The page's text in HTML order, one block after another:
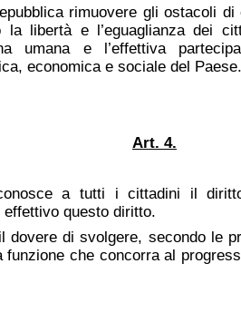
rimuovere gli ostacoli
libertà e l’eguaglianza dei
umana e l’effettiva
economica e sociale del Paese.
Art. 4.
a tutti i cittadini il
questo diritto.
dovere di svolgere, secondo le
funzione che concorra al